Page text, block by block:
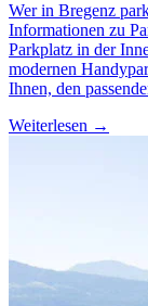
Wer in Bregenz
Informationen zu
Parkplatz in der
modernen
Ihnen, den
Weiterlesen →